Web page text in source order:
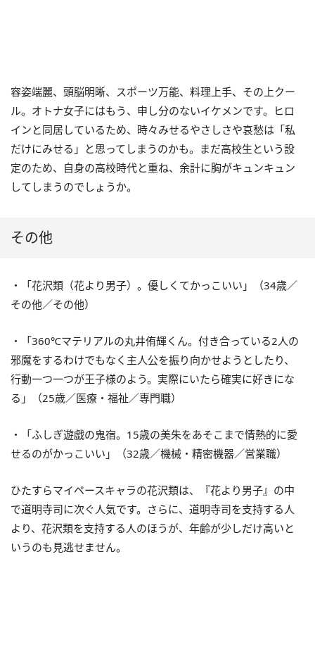
容姿端麗、頭脳明晰、スポーツ万能、料理上手、その上クー
ル。オトナ女子にはもう、申し分のないイケメンです。ヒロ
インと同居しているため、時々みせるやさしさや哀愁は「私
だけにみせる」と思ってしまうのかも。まだ高校生という設
定のため、自身の高校時代と重ね、余計に胸がキュンキュン
してしまうのでしょうか。
その他
・「花沢類（花より男子）。優しくてかっこいい」（34歳／
その他／その他）
・「360℃マテリアルの丸井侑輝くん。付き合っている2人の
邪魔をするわけでもなく主人公を振り向かせようとしたり、
行動一つ一つが王子様のよう。実際にいたら確実に好きにな
る」（25歳／医療・福祉／専門職）
・「ふしぎ遊戯の鬼宿。15歳の美朱をあそこまで情熱的に愛
せるのがかっこいい」（32歳／機械・精密機器／営業職）
ひたすらマイペースキャラの花沢類は、『花より男子』の中
で道明寺司に次ぐ人気です。さらに、道明寺司を支持する人
より、花沢類を支持する人のほうが、年齢が少しだけ高いと
いうのも見逃せません。